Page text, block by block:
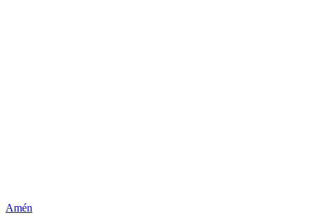
Amén